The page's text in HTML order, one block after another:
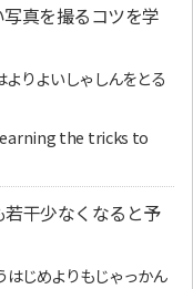
真を撮るコツを学
よりよいしゃしんをとる
the tricks to
干少なくなると予
はじめよりもじゃっかん